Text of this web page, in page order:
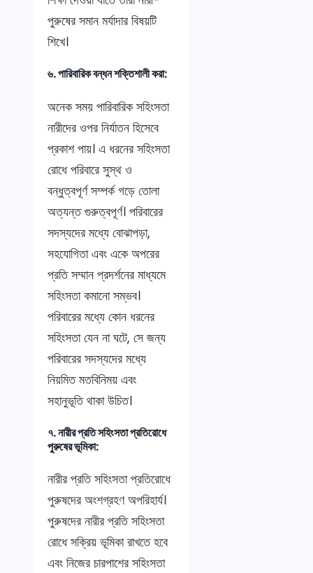
পুরুষের সমান মর্যাদার বিষয়টি
শিখে।
৬. পারিবারিক বন্ধন শক্তিশালী করা:
অনেক সময় পারিবারিক সহিংসতা
নারীদের ওপর নির্যাতন হিসেবে
প্রকাশ পায়। এ ধরনের সহিংসতা
রোধে পরিবারে সুস্থ ও
বন্ধুত্বপূর্ণ সম্পর্ক গড়ে তোলা
অত্যন্ত গুরুত্বপূর্ণ। পরিবারের
সদস্যদের মধ্যে বোঝাপড়া,
সহযোগিতা এবং একে অপরের
প্রতি সম্মান প্রদর্শনের মাধ্যমে
সহিংসতা কমানো সম্ভব।
পরিবারের মধ্যে কোন ধরনের
সহিংসতা যেন না ঘটে, সে জন্য
পরিবারের সদস্যদের মধ্যে
নিয়মিত মতবিনিময় এবং
সহানুভূতি থাকা উচিত।
৭. নারীর প্রতি সহিংসতা প্রতিরোধে
পুরুষের ভূমিকা:
নারীর প্রতি সহিংসতা প্রতিরোধে
পুরুষদের অংশগ্রহণ অপরিহার্য।
পুরুষদের নারীর প্রতি সহিংসতা
রোধে সক্রিয় ভূমিকা রাখতে হবে
এবং নিজের চারপাশের সহিংসতা